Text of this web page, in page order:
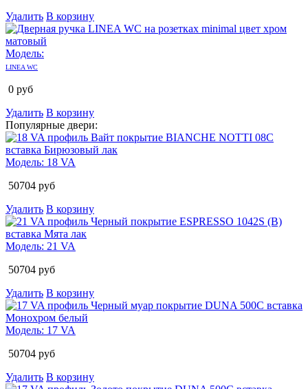
Удалить В корзину
Модель:
LINEA WC
0 руб
Удалить В корзину
Популярные двери:
Модель: 18 VA
50704 руб
Удалить В корзину
Модель: 21 VA
50704 руб
Удалить В корзину
Модель: 17 VA
50704 руб
Удалить В корзину